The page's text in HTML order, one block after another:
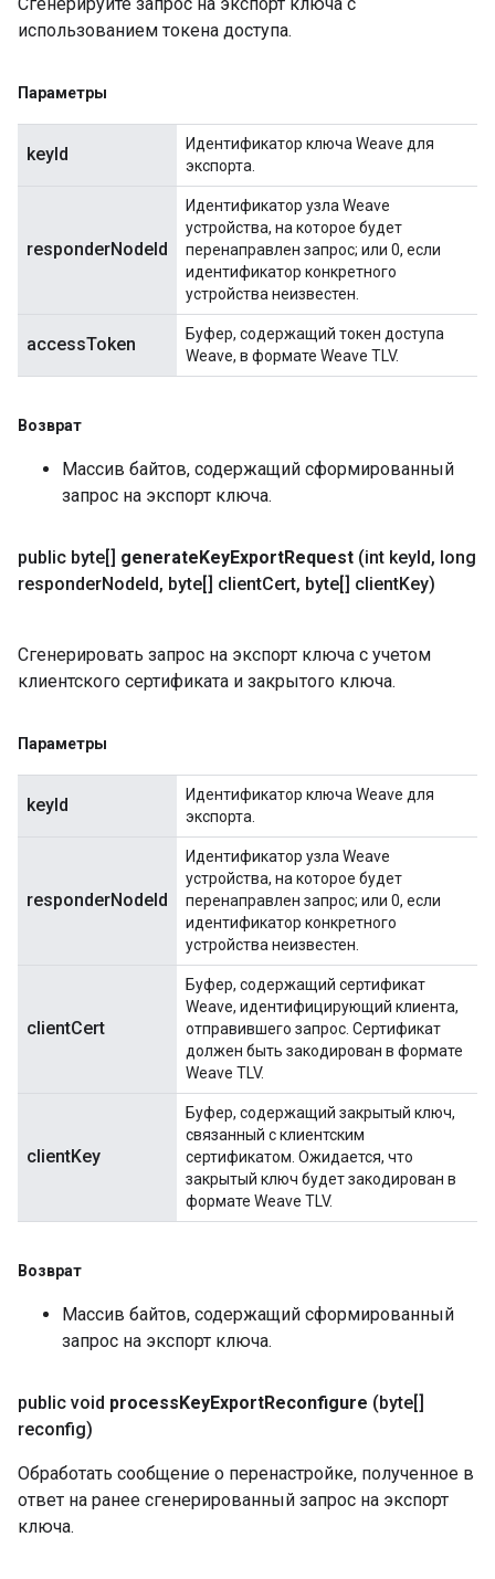
использованием токена доступа.
Параметры
keyId
Идентификатор ключа Weave для
экспорта.
responderNodeId
Идентификатор узла Weave
устройства, на которое будет
перенаправлен запрос; или 0, если
идентификатор конкретного
устройства неизвестен.
accessToken
Буфер, содержащий токен доступа
Weave, в формате Weave TLV.
Возврат
Массив байтов, содержащий сформированный
запрос на экспорт ключа.
public byte[] generateKeyExportRequest (int keyId, long
responderNodeId, byte[] clientCert, byte[] clientKey)
Сгенерировать запрос на экспорт ключа с учетом
клиентского сертификата и закрытого ключа.
Параметры
keyId
Идентификатор ключа Weave для
экспорта.
responderNodeId
Идентификатор узла Weave
устройства, на которое будет
перенаправлен запрос; или 0, если
идентификатор конкретного
устройства неизвестен.
clientCert
Буфер, содержащий сертификат
Weave, идентифицирующий клиента,
отправившего запрос. Сертификат
должен быть закодирован в формате
Weave TLV.
clientKey
Буфер, содержащий закрытый ключ,
связанный с клиентским
сертификатом. Ожидается, что
закрытый ключ будет закодирован в
формате Weave TLV.
Возврат
Массив байтов, содержащий сформированный
запрос на экспорт ключа.
public void processKeyExportReconfigure (byte[]
reconfig)
Обработать сообщение о перенастройке, полученное в
ответ на ранее сгенерированный запрос на экспорт
ключа.